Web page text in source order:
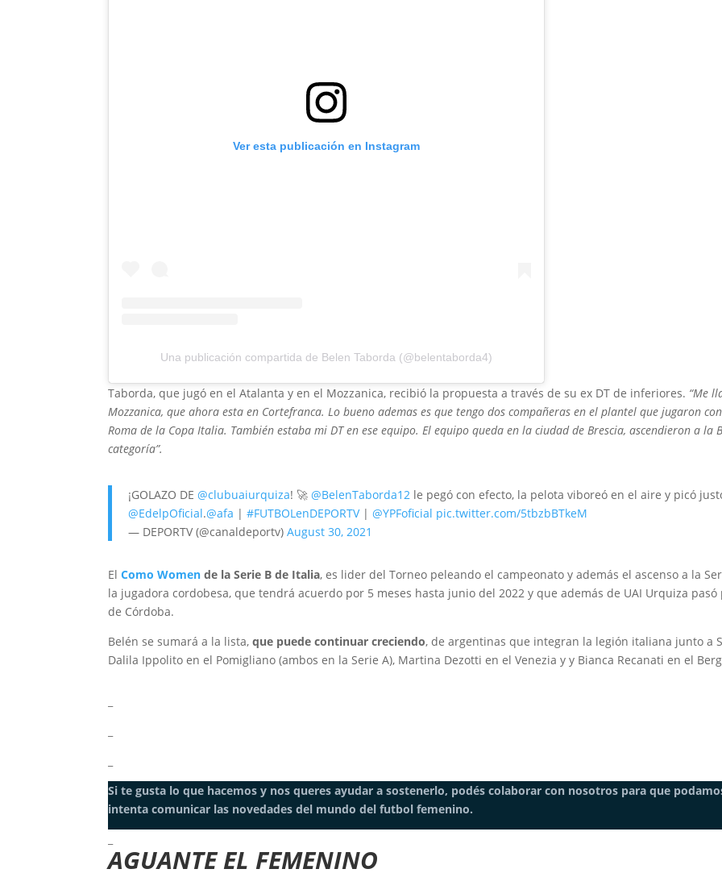
Ver esta publicación en Instagram
Una publicación compartida de Belen Taborda (@belentaborda4)
Taborda, que jugó en el Atalanta y en el Mozzanica, recibió la propuesta a través de su ex DT de inferiores. “Me
Mozzanica, que ahora esta en Cortefranca. Lo bueno ademas es que tengo dos compañeras en el plantel que jugaron
Roma de la Copa Italia. También estaba mi DT en ese equipo. El equipo queda en la ciudad de Brescia, ascendieron a
categoría”.
¡GOLAZO DE@clubuaiurquiza! 🚀@BelenTaborda12 le pegó con efecto, la pelota viboreó en el aire y picó
@EdelpOficial.@afa |#FUTBOLenDEPORTV|@YPFoficial pic.twitter.com/5tbzbBTkeM
— DEPORTV (@canaldeportv)August 30, 2021
ElComo Womende la Serie B de Italia, es lider del Torneo peleando el campeonato y además el ascenso a la
la jugadora cordobesa, que tendrá acuerdo por 5 meses hasta junio del 2022 y que además de UAI Urquiza
de Córdoba.
Belén se sumará a la lista,que puede continuar creciendo, de argentinas que integran la legión italiana junto a
Dalila Ippolito en el Pomigliano (ambos en la Serie A), Martina Dezotti en el Venezia y y Bianca Recanati en el
Si te gusta lo que hacemos y nos queres ayudar a sostenerlo, podés colaborar con nosotros para que
intenta comunicar las novedades del mundo del futbol femenino.
AGUANTE EL FEMENINO